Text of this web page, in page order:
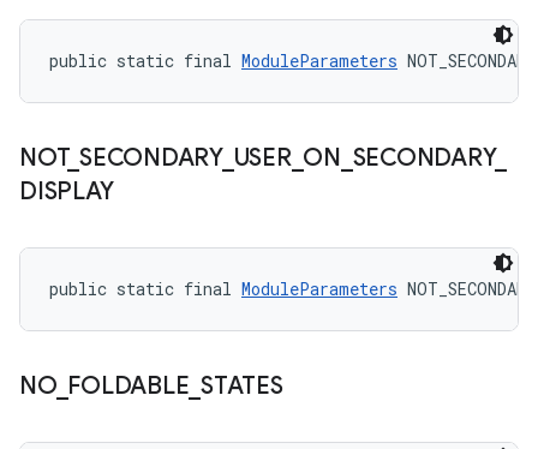
public static final ModuleParameters
NOT_ SECONDARY_ USER_ ON SECONDARY_
DISPLAY
public static final ModuleParameters
NO_ FOLDABLE STATES